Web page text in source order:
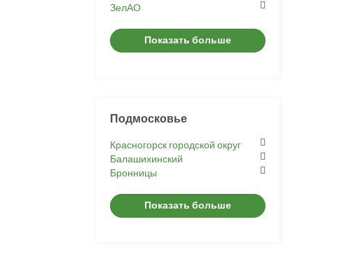
ЗелАО
Показать больше
Подмосковье
Красногорск городской округ
Балашихинский
Бронницы
Показать больше